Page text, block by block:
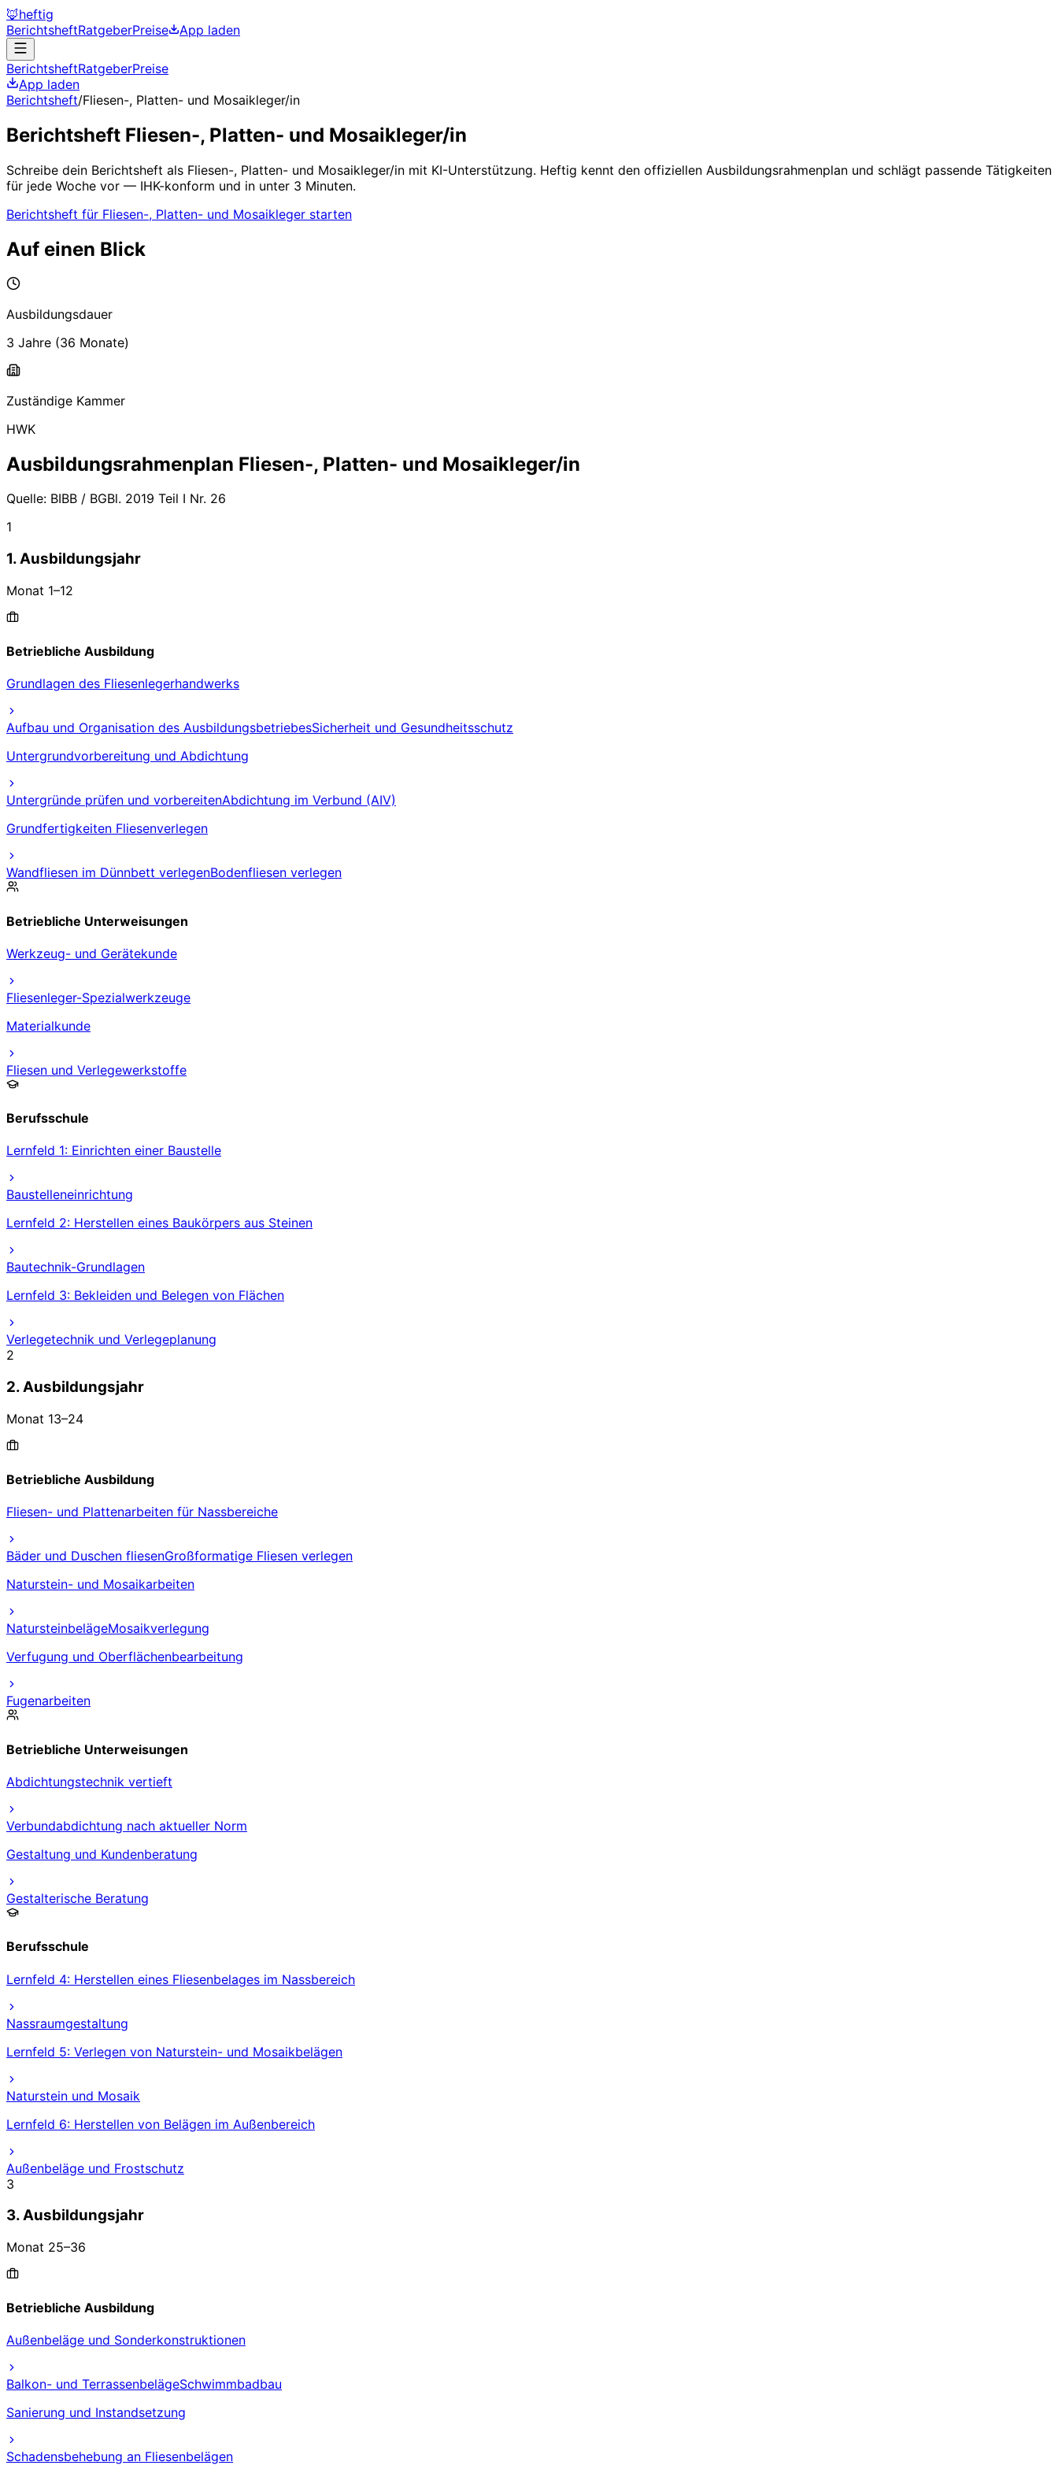
🦊heftig
BerichtsheftRatgeberPreise App laden
BerichtsheftRatgeberPreise
App laden
Berichtsheft/Fliesen-, Platten- und Mosaikleger/in
Berichtsheft Fliesen-, Platten- und Mosaikleger/in
Schreibe dein Berichtsheft als Fliesen-, Platten- und Mosaikleger/in mit KI-Unterstützung. Heftig kennt den offiziellen Ausbildungsrahmenplan und schlägt passende Tätigkeiten
für jede Woche vor — IHK-konform und in unter 3 Minuten.
Berichtsheft für Fliesen-, Platten- und Mosaikleger starten
Auf einen Blick
Ausbildungsdauer
3 Jahre (36 Monate)
Zuständige Kammer
HWK
Ausbildungsrahmenplan Fliesen-, Platten- und Mosaikleger/in
Quelle: BIBB / BGBl. 2019 Teil I Nr. 26
1
1. Ausbildungsjahr
Monat 1–12
Betriebliche Ausbildung
Grundlagen des Fliesenlegerhandwerks
Aufbau und Organisation des AusbildungsbetriebesSicherheit und Gesundheitsschutz
Untergrundvorbereitung und Abdichtung
Untergründe prüfen und vorbereitenAbdichtung im Verbund (AIV)
Grundfertigkeiten Fliesenverlegen
Wandfliesen im Dünnbett verlegenBodenfliesen verlegen
Betriebliche Unterweisungen
Werkzeug- und Gerätekunde
Fliesenleger-Spezialwerkzeuge
Materialkunde
Fliesen und Verlegewerkstoffe
Berufsschule
Lernfeld 1: Einrichten einer Baustelle
Baustelleneinrichtung
Lernfeld 2: Herstellen eines Baukörpers aus Steinen
Bautechnik-Grundlagen
Lernfeld 3: Bekleiden und Belegen von Flächen
Verlegetechnik und Verlegeplanung
2
2. Ausbildungsjahr
Monat 13–24
Betriebliche Ausbildung
Fliesen- und Plattenarbeiten für Nassbereiche
Bäder und Duschen fliesenGroßformatige Fliesen verlegen
Naturstein- und Mosaikarbeiten
NatursteinbelägeMosaikverlegung
Verfugung und Oberflächenbearbeitung
Fugenarbeiten
Betriebliche Unterweisungen
Abdichtungstechnik vertieft
Verbundabdichtung nach aktueller Norm
Gestaltung und Kundenberatung
Gestalterische Beratung
Berufsschule
Lernfeld 4: Herstellen eines Fliesenbelages im Nassbereich
Nassraumgestaltung
Lernfeld 5: Verlegen von Naturstein- und Mosaikbelägen
Naturstein und Mosaik
Lernfeld 6: Herstellen von Belägen im Außenbereich
Außenbeläge und Frostschutz
3
3. Ausbildungsjahr
Monat 25–36
Betriebliche Ausbildung
Außenbeläge und Sonderkonstruktionen
Balkon- und TerrassenbelägeSchwimmbadbau
Sanierung und Instandsetzung
Schadensbehebung an Fliesenbelägen